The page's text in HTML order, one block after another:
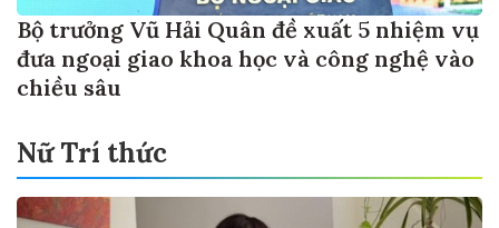
Bộ trưởng Vũ Hải Quân đề xuất 5 nhiệm vụ
đưa ngoại giao khoa học và công nghệ vào
chiều sâu
Nữ Trí thức